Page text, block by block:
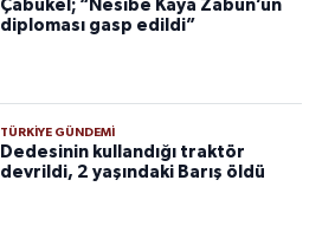
Çabukel; “Nesibe Kaya Zabun’un
diploması gasp edildi”
TÜRKIYE GÜNDEMI
Dedesinin kullandığı traktör
devrildi, 2 yaşındaki Barış öldü